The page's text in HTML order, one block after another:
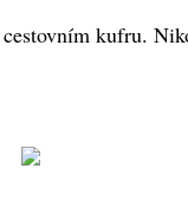
kufru.